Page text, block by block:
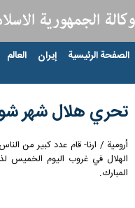
الصفحة الرئيسية إيران العالم
تحري هلال شهر
أرومية / ارنا- قام عدد كبير من
المبارك.